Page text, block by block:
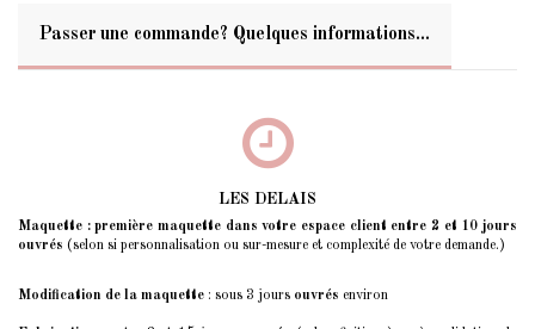
Passer une commande? Quelques informations...
LES DELAIS
Maquette : première maquette dans votre espace client entre 2 et 10 jours
ouvrés (selon si personnalisation ou sur-mesure et complexité de votre demande.)
Modification de la maquette : sous 3 jours ouvrés environ